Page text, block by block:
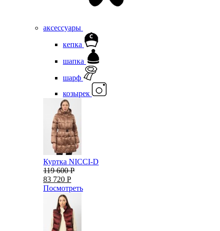
аксессуары
кепка
шапка
шарф
козырек
Куртка NICCI-D
119 600 Р
83 720 Р
Посмотреть